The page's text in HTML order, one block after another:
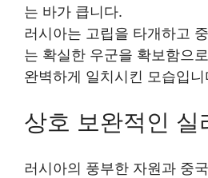
는 바가 큽니다.
러시아는 고립을 타개하고
는 확실한 우군을 확보함으
완벽하게 일치시킨 모습입니
상호 보완적인 실
러시아의 풍부한 자원과 중